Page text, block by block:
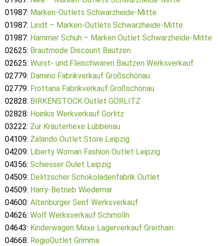
01987: Marken-Outlets Schwarzheide-Mitte
01987: Lindt – Marken-Outlets Schwarzheide-Mitte
01987: Hammer Schuh – Marken Outlet Schwarzheide-Mitte
02625: Brautmode Discount Bautzen
02625: Wurst- und Fleischwaren Bautzen Werksverkauf
02779: Damino Fabrikverkauf Großschönau
02779: Frottana Fabrikverkauf Großschönau
02828: BIRKENSTOCK Outlet GÖRLITZ
02828: Hoinkis Werkverkauf Görlitz
03222: Zur Kräuterhexe Lübbenau
04109: Zalando Outlet Store Leipzig
04209: Liberty Woman Fashion Outlet Leipzig
04356: Schiesser Oulet Leipzig
04509: Delitzscher Schokoladenfabrik Outlet
04509: Harry-Betrieb Wiedemar
04600: Altenburger Senf Werksverkauf
04626: Wolf Werksverkauf Schmölln
04643: Kinderwagen Maxe Lagerverkauf Greithain
04668: RegioOutlet Grimma